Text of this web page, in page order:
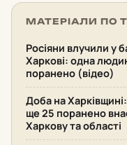
МАТЕРІАЛИ ПО
Росіяни влучили у
Харкові: одна
поранено (відео)
Доба на
ще 25 поранено
Харкову та області